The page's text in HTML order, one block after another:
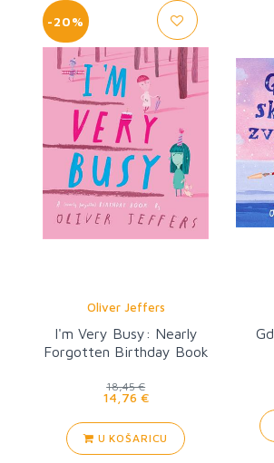
-20%
Oliver Jeffers
I'm Very Busy: Nearly
Forgotten Birthday Book
18,45 €
14,76 €
U KOŠARICU